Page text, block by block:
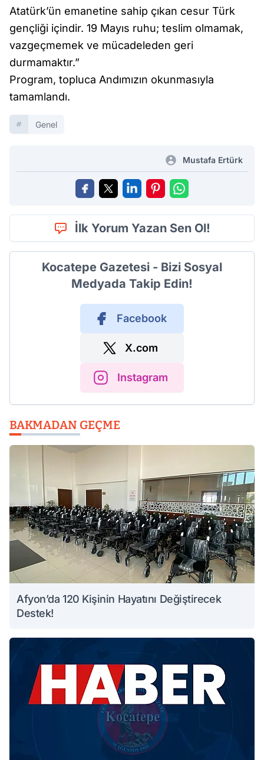
Atatürk’ün emanetine sahip çıkan cesur Türk
gençliği içindir. 19 Mayıs ruhu; teslim olmamak,
vazgeçmemek ve mücadeleden geri
durmamaktır.”
Program, topluca Andımızın okunmasıyla
tamamlandı.
Genel
Mustafa Ertürk
İlk Yorum Yazan Sen Ol!
Kocatepe Gazetesi - Bizi Sosyal
Medyada Takip Edin!
Facebook
X.com
Instagram
BAKMADAN GEÇME
Afyon’da 120 Kişinin Hayatını Değiştirecek
Destek!